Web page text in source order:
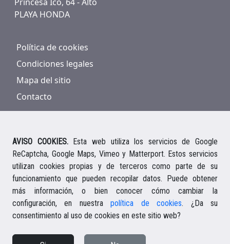
PLAYA HONDA
Política de cookies
Condiciones legales
Mapa del sitio
Contacto
928 816 293 / 661 578 297
Ihre deutsche Ansprechpartnerin
Your english speaking agent
© 2026 Casalanz Inmobiliaria S.L.
AVISO COOKIES.Esta web utiliza los servicios de Google
ReCaptcha, Google Maps, Vimeo y Matterport. Estos servicios
utilizan cookies propias y de terceros como parte de su
funcionamiento que pueden recopilar datos. Puede obtener
más información, o bien conocer cómo cambiar la
configuración, en nuestrapolítica de cookies. ¿Da su
consentimiento al uso de cookies en este sitio web?